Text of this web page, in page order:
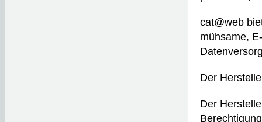
cat@web
mühsame,
Der
Der